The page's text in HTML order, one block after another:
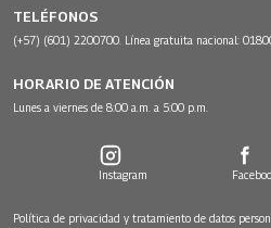
TELÉFONOS
(+57) (601) 2200700. Línea gratuita nacional:
HORARIO DE ATENCIÓN
Lunes a viernes de 8:00 a.m. a 5:00 p.m.
Instagram
Política de privacidad y tratamiento de datos